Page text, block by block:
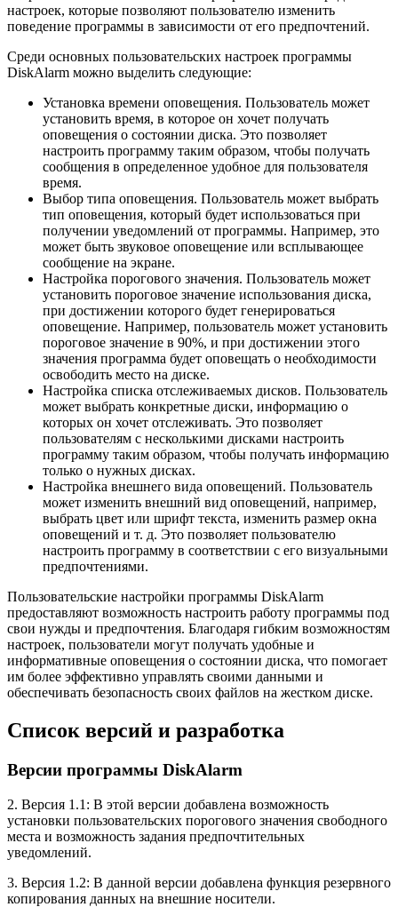
настроек, которые позволяют пользователю изменить
поведение программы в зависимости от его предпочтений.
Среди основных пользовательских настроек программы
DiskAlarm можно выделить следующие:
Установка времени оповещения. Пользователь может
установить время, в которое он хочет получать
оповещения о состоянии диска. Это позволяет
настроить программу таким образом, чтобы получать
сообщения в определенное удобное для пользователя
время.
Выбор типа оповещения. Пользователь может выбрать
тип оповещения, который будет использоваться при
получении уведомлений от программы. Например, это
может быть звуковое оповещение или всплывающее
сообщение на экране.
Настройка порогового значения. Пользователь может
установить пороговое значение использования диска,
при достижении которого будет генерироваться
оповещение. Например, пользователь может установить
пороговое значение в 90%, и при достижении этого
значения программа будет оповещать о необходимости
освободить место на диске.
Настройка списка отслеживаемых дисков. Пользователь
может выбрать конкретные диски, информацию о
которых он хочет отслеживать. Это позволяет
пользователям с несколькими дисками настроить
программу таким образом, чтобы получать информацию
только о нужных дисках.
Настройка внешнего вида оповещений. Пользователь
может изменить внешний вид оповещений, например,
выбрать цвет или шрифт текста, изменить размер окна
оповещений и т. д. Это позволяет пользователю
настроить программу в соответствии с его визуальными
предпочтениями.
Пользовательские настройки программы DiskAlarm
предоставляют возможность настроить работу программы под
свои нужды и предпочтения. Благодаря гибким возможностям
настроек, пользователи могут получать удобные и
информативные оповещения о состоянии диска, что помогает
им более эффективно управлять своими данными и
обеспечивать безопасность своих файлов на жестком диске.
Список версий и разработка
Версии программы DiskAlarm
2. Версия 1.1: В этой версии добавлена возможность
установки пользовательских порогового значения свободного
места и возможность задания предпочтительных
уведомлений.
3. Версия 1.2: В данной версии добавлена функция резервного
копирования данных на внешние носители.